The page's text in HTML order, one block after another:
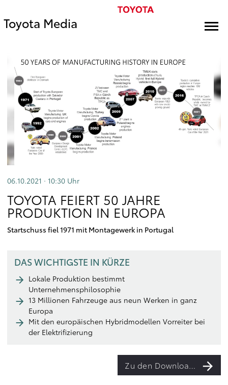
Toyota Media
06.10.2021 · 10:30 Uhr
TOYOTA FEIERT 50 JAHRE
PRODUKTION IN EUROPA
Startschuss fiel 1971 mit Montagewerk in Portugal
DAS WICHTIGSTE IN KÜRZE
Lokale Produktion bestimmt
Unternehmensphilosophie
13 Millionen Fahrzeuge aus neun Werken in ganz
Europa
Mit den europäischen Hybridmodellen Vorreiter bei
der Elektrifizierung
Zu den Downloads